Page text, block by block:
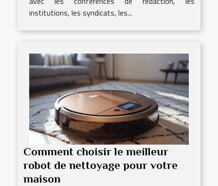
institutions, les syndicats, les...
Comment choisir le meilleur
robot de nettoyage pour votre
maison